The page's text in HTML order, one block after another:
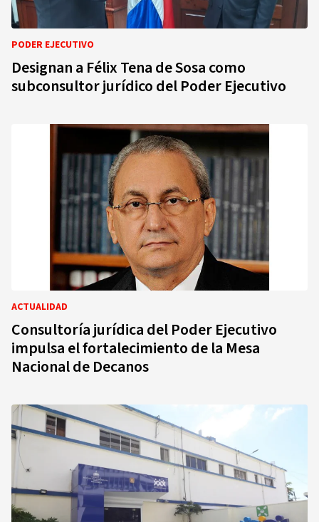
PODER EJECUTIVO
Designan a Félix Tena de Sosa como
subconsultor jurídico del Poder Ejecutivo
ACTUALIDAD
Consultoría jurídica del Poder Ejecutivo
impulsa el fortalecimiento de la Mesa
Nacional de Decanos